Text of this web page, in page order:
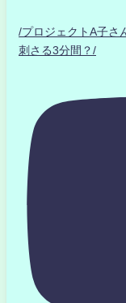
/プロジェクトA子
刺さる3分間？/